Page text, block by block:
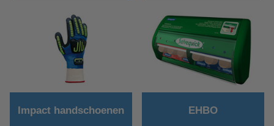
Impact handschoenen EHBO